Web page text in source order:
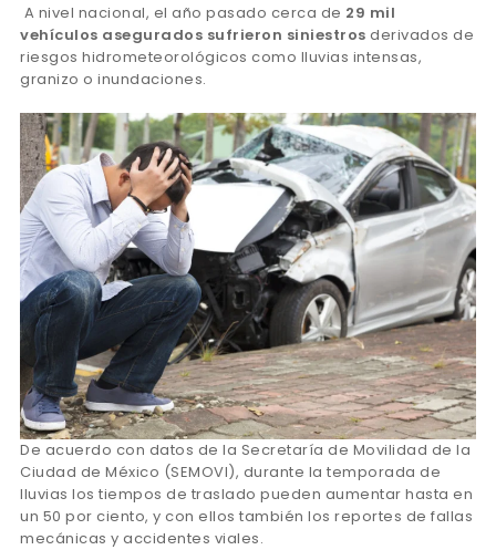
A nivel nacional, el año pasado cerca de 29 mil
vehículos asegurados sufrieron siniestros derivados de
riesgos hidrometeorológicos como lluvias intensas,
granizo o inundaciones.
De acuerdo con datos de la Secretaría de Movilidad de la
Ciudad de México (SEMOVI), durante la temporada de
lluvias los tiempos de traslado pueden aumentar hasta en
un 50 por ciento, y con ellos también los reportes de fallas
mecánicas y accidentes viales.